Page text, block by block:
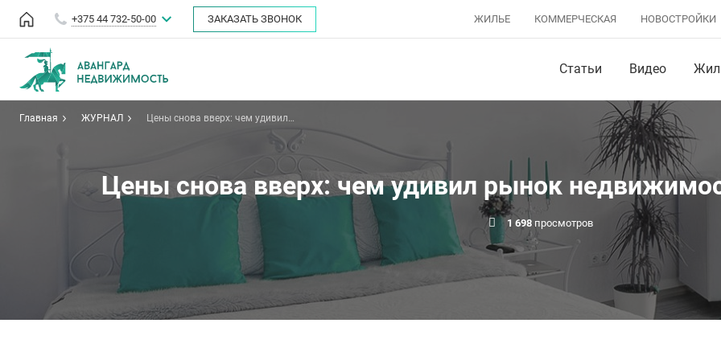
+375 44 732-50-00 ЗАКАЗАТЬ ЗВОНОК ЖИЛЬЕ КОММЕРЧЕСКАЯ НОВОСТРОЙКИ
Статьи Видео
Главная ЖУРНАЛ
Цены снова вверх: чем удивил
Цены снова вверх: чем удивил рынок
1 698 просмотров